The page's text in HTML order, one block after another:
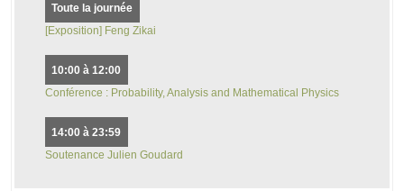
Toute la journée
[Exposition] Feng Zikai
10:00 à 12:00
Conférence : Probability, Analysis and Mathematical Physics
14:00 à 23:59
Soutenance Julien Goudard